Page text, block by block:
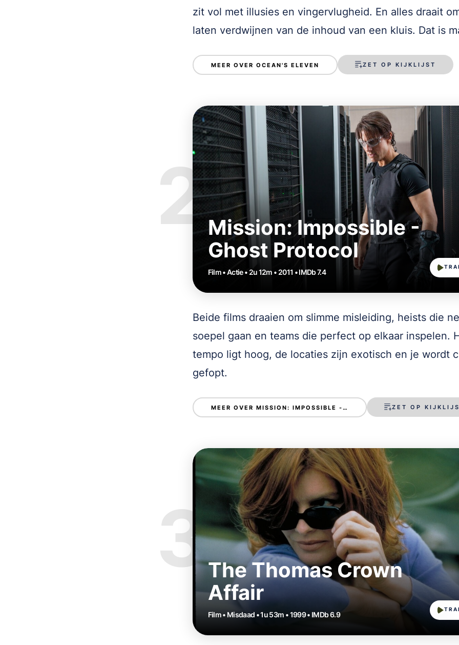
zit vol met illusies en vingervlugheid. En alles draait
laten verdwijnen van de inhoud van een kluis. Dat is
MEER OVER OCEAN'S ELEVEN ZET OP KIJKLIJST
2Mission: Impossible -
Ghost Protocol
Film • Actie • 2u 12m • 2011 • IMDb 7.4
Beide films draaien om slimme misleiding, heists die
soepel gaan en teams die perfect op elkaar inspelen.
tempo ligt hoog, de locaties zijn exotisch en je wordt
gefopt.
MEER OVER MISSION: IMPOSSIBLE - GHOST PROTOCOL ZET OP
3The Thomas Crown
Affair
Film • Misdaad • 1u 53m • 1999 • IMDb 6.9